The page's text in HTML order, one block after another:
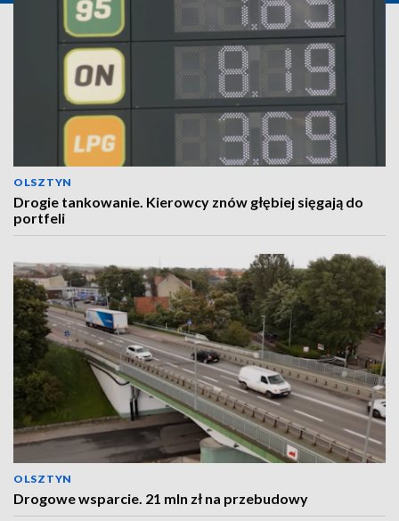
OLSZTYN
Drogie tankowanie. Kierowcy znów głębiej sięgają do
portfeli
OLSZTYN
Drogowe wsparcie. 21 mln zł na przebudowy